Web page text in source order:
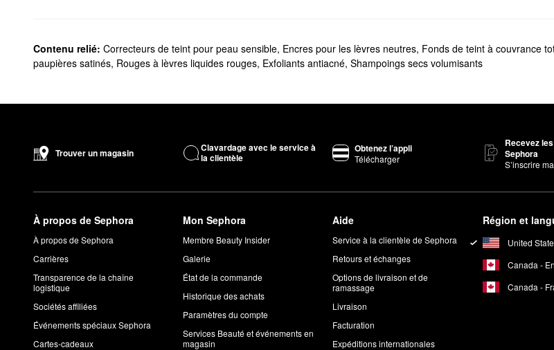
Contenu relié: Correcteurs de teint pour peau sensible, Encres pour les lèvres neutres, Fonds de teint à couvrance
paupières satinés, Rouges à lèvres liquides rouges, Exfoliants antiacné, Shampoings secs volumisants
Trouver un magasin
Clavardage avec le service à
la clientèle
Obtenez l’appli
Télécharger
Recevez
Sephora
S’inscrire
À propos de Sephora
À propos de Sephora
Carrières
Transparence de la chaîne
logistique
Sociétés affiliées
Événements spéciaux Sephora
Cartes-cadeaux
Mon Sephora
Membre Beauty Insider
Galerie
État de la commande
Historique des achats
Paramètres du compte
Services Beauté et événements en
magasin
Aide
Service à la clientèle de Sephora
Retours et échanges
Options de livraison et de
ramassage
Livraison
Facturation
Expéditions internationales
Région et
United
Canada -
Canada -